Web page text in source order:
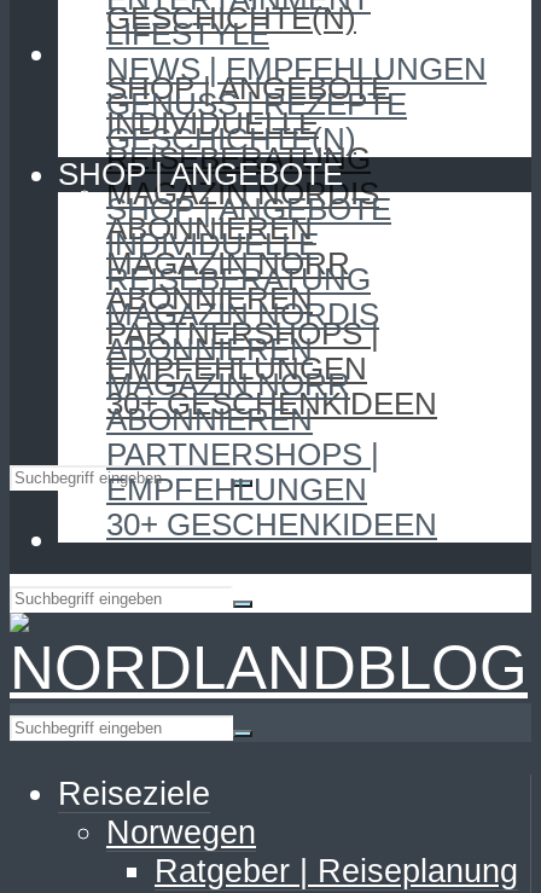
GESCHICHTE(N)
SHOP | ANGEBOTE
SHOP | ANGEBOTE
INDIVIDUELLE
REISEBERATUNG
MAGAZIN NORDIS
ABONNIEREN
MAGAZIN NORR
ABONNIEREN
PARTNERSHOPS |
EMPFEHLUNGEN
30+ GESCHENKIDEEN
LIFESTYLE
NEWS | EMPFEHLUNGEN
GENUSS | REZEPTE
GESCHICHTE(N)
SHOP | ANGEBOTE
SHOP | ANGEBOTE
INDIVIDUELLE
REISEBERATUNG
MAGAZIN NORDIS
ABONNIEREN
MAGAZIN NORR
ABONNIEREN
PARTNERSHOPS |
EMPFEHLUNGEN
30+ GESCHENKIDEEN
Reiseziele
Norwegen
Ratgeber | Reiseplanung